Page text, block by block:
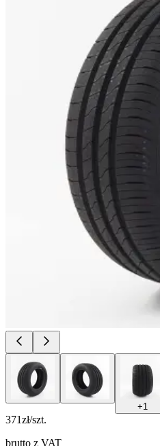
+1
371zł/szt.
brutto z VAT